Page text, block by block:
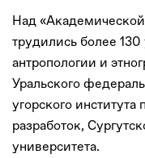
Над
трудились более
антропологии и
Уральского
угорского
разработок,
университета.